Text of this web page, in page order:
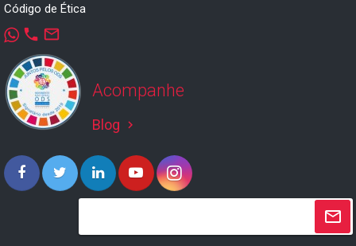
Código de Ética
phone mail_outline
Acompanhe
Blog keyboard_arrow_right